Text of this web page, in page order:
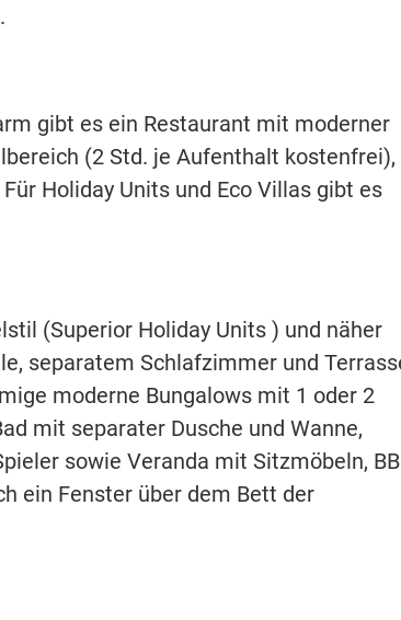
gibt es ein Restaurant mit moderner
(2 Std. je Aufenthalt kostenfrei),
Holiday Units und Eco Villas gibt es
(Superior Holiday Units ) und näher
separatem Schlafzimmer und
moderne Bungalows mit 1 oder 2
mit separater Dusche und Wanne,
sowie Veranda mit Sitzmöbeln,
ein Fenster über dem Bett der